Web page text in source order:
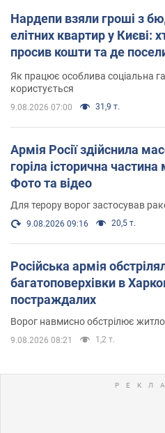
Нардепи взяли гроші з
елітних квартир у Києві:
просив кошти та де
Як працює особлива соціальна
користується
9.08.2026 07:00 31,9 т.
Армія Росії здійснила
горіла історична
Фото та відео
Для терору ворог застосував
9.08.2026 09:16 20,5 т.
Російська армія
багатоповерхівки в
постраждалих
Ворог навмисно обстрілює
9.08.2026 08:21 1,2 т.